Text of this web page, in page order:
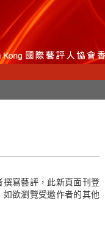
寫藝評，此新頁面刊登
欲瀏覽受邀作者的其他